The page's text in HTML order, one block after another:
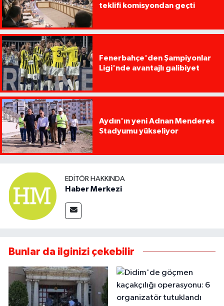
teklifi komisyondan geçti
Fenerbahçe'den Şampiyonlar
Ligi'nde avantajlı galibiyet
Aydın'ın yeni Adnan Menderes
Stadyumu yükseliyor
EDITÖR HAKKINDA
Haber Merkezi
Bunlar da ilginizi çekebilir